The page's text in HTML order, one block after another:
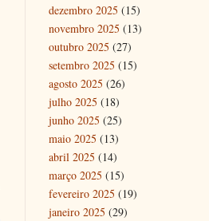
dezembro 2025 (15)
novembro 2025 (13)
outubro 2025 (27)
setembro 2025 (15)
agosto 2025 (26)
julho 2025 (18)
junho 2025 (25)
maio 2025 (13)
abril 2025 (14)
março 2025 (15)
fevereiro 2025 (19)
janeiro 2025 (29)